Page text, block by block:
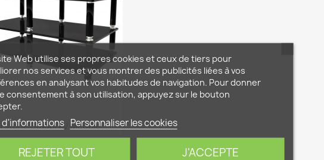
Aperçu rapide
Stabbl AV Meuble...
649,00 €
Web utilise ses propres cookies et ceux de tiers pour
nos services et vous montrer des publicités liées à vos
en analysant vos habitudes de navigation. Pour donner
consentement à son utilisation, appuyez sur le bouton
d'informations Personnaliser les cookies
REJETER TOUT J'ACCEPTE